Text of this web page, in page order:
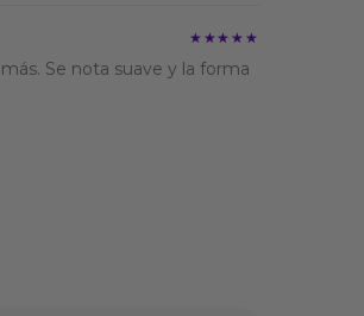
★★★★★
★★★★★
Se nota suave y la forma